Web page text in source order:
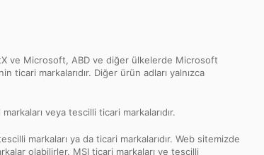
ve Microsoft, ABD ve diğer ülkelerde Microsoft
markalarıdır. Diğer ürün adları yalnızca
veya tescilli ticari markalarıdır.
markaları ya da ticari markalarıdır. Web sitemizde
olabilirler. MSI ticari markaları ve tescilli